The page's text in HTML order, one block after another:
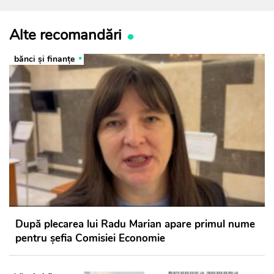
Alte recomandări
bănci şi finanţe
După plecarea lui Radu Marian apare primul nume
pentru șefia Comisiei Economie